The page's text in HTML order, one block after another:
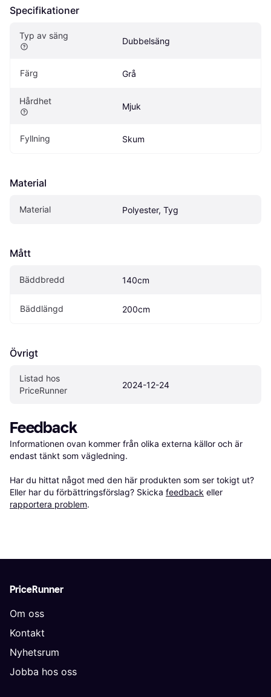
Specifikationer
Typ av säng
Dubbelsäng
Färg Grå
Hårdhet
Mjuk
Fyllning Skum
Material
Material Polyester, Tyg
Mått
Bäddbredd 140cm
Bäddlängd 200cm
Övrigt
Listad hos
PriceRunner
2024-12-24
Feedback
Informationen ovan kommer från olika externa källor och är
endast tänkt som vägledning.
Har du hittat något med den här produkten som ser tokigt ut?
Eller har du förbättringsförslag? Skicka feedback eller
rapportera problem.
PriceRunner
Om oss
Kontakt
Nyhetsrum
Jobba hos oss